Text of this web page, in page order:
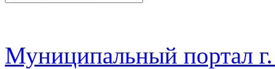
Муниципальный портал